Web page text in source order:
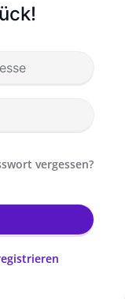
vergessen?